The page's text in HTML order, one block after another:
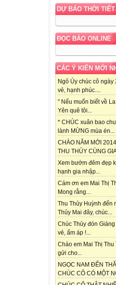
DỰ BÁO THỜI TIẾT
ĐỌC BÁO ONLINE
CÁC Ý KIẾN MỚI
Ngô Úy chúc cô ngày
vẻ, hạnh phúc....
" Nếu muốn biết về
Yên quê tôi...
* CHÚC xuân bao
lành MỪNG mùa én...
CHÀO NĂM MỚI
THU THỦY CÙNG
Xem bướm đêm đẹp
hạnh gia nhập...
Cám ơn em Mai Thị
Mong rằng...
Thu Thủy Huỳnh đến
Thủy Mai đây, chúc...
Chúc Thủy đón
vẻ, ấm áp !...
Chào em Mai Thị Thu
gửi cho...
NGỌC NAM ĐẾN
CHÚC CÔ CÓ MỘT